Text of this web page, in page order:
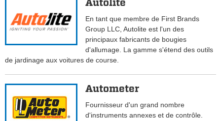
Autolite
En tant que membre de First Brands
Group LLC, Autolite est l'un des
principaux fabricants de bougies
d'allumage. La gamme s'étend des outils
de jardinage aux voitures de course.
Autometer
Fournisseur d'un grand nombre
d'instruments annexes et de contrôle.